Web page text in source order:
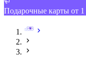
Подарочные карты от